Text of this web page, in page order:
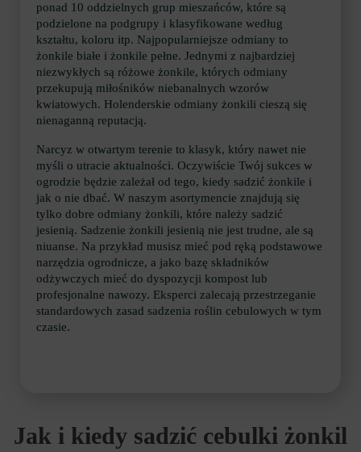
ponad 10 oddzielnych grup mieszańców, które są
podzielone na podgrupy i klasyfikowane według
kształtu, koloru itp. Najpopularniejsze odmiany to
żonkile białe i żonkile pełne. Jednymi z najbardziej
niezwykłych są różowe żonkile, których odmiany
przekupują miłośników niebanalnych wzorów
kwiatowych. Holenderskie odmiany żonkili cieszą się
nienaganną reputacją.
Narcyz w otwartym terenie to klasyk, który nawet nie
myśli o utracie aktualności. Oczywiście Twój sukces w
ogrodzie będzie zależał od tego, kiedy sadzić żonkile i
jak o nie dbać. W naszym asortymencie znajdują się
tylko dobre odmiany żonkili, które należy sadzić
jesienią. Sadzenie żonkili jesienią nie jest trudne, ale są
niuanse. Na przykład musisz mieć pod ręką podstawowe
narzędzia ogrodnicze, a jako bazę składników
odżywczych mieć do dyspozycji kompost lub
profesjonalne nawozy. Eksperci zalecają przestrzeganie
standardowych zasad sadzenia roślin cebulowych w tym
czasie.
Jak i kiedy sadzić cebulki żonkil